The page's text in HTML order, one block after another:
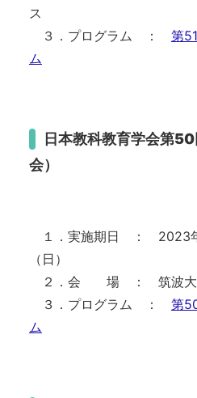
ス
３．プログラム ： 第
ム
日本教科教育学会第
会）
１．実施期日 ： 2023年
（日）
２．会 場 ： 筑波大
３．プログラム ： 第
ム